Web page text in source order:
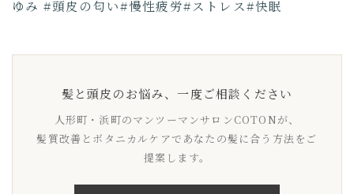
ゆみ #頭皮の匂い#慢性疲労#ストレス#快眠
髪と頭皮のお悩み、一度ご相談ください
人形町・浜町のマンツーマンサロンCOTONが、
髪質改善とボタニカルケアであなたの髪に合う方法をご
提案します。